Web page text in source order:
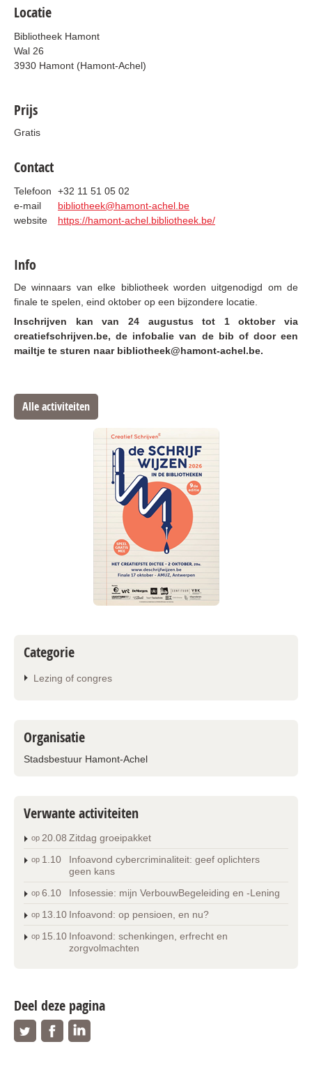
Locatie
Bibliotheek Hamont
Wal 26
3930 Hamont (Hamont-Achel)
Prijs
Gratis
Contact
Telefoon
+32 11 51 05 02
e-mail
bibliotheek@hamont-achel.be
website
https://hamont-achel.bibliotheek.be/
Info
De winnaars van elke bibliotheek worden uitgenodigd om de
finale te spelen, eind oktober op een bijzondere locatie.
Inschrijven kan van 24 augustus tot 1 oktober via
creatiefschrijven.be, de infobalie van de bib of door een
mailtje te sturen naar bibliotheek@hamont-achel.be.
Alle activiteiten
Categorie
Lezing of congres
Organisatie
Stadsbestuur Hamont-Achel
Verwante activiteiten
op 20 08 Zitdag groeipakket
op 1 10
Infoavond cybercriminaliteit: geef oplichters
geen kans
op 6 10 Infosessie: mijn VerbouwBegeleiding en -Lening
op 13 10 Infoavond: op pensioen, en nu?
op 15 10 Infoavond: schenkingen, erfrecht en
zorgvolmachten
Deel deze pagina
TwitterFacebookLinkedin